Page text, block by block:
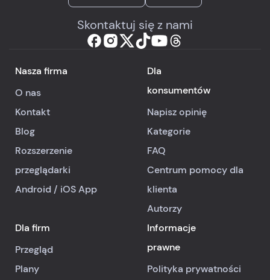
Skontaktuj się z nami
Nasza firma
O nas
Kontakt
Blog
Rozszerzenie
przeglądarki
Android / iOSApp
Dla
konsumentów
Napisz opinię
Kategorie
FAQ
Centrum pomocy dla
klienta
Autorzy
Dla firm
Przegląd
Plany
Informacje
prawne
Polityka prywatności